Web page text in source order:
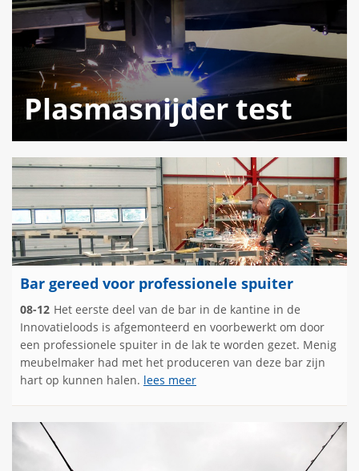
Plasmasnijder test
Bar gereed voor professionele spuiter
08-12 Het eerste deel van de bar in de kantine in de
Innovatieloods is afgemonteerd en voorbewerkt om door
een professionele spuiter in de lak te worden gezet. Menig
meubelmaker had met het produceren van deze bar zijn
hart op kunnen halen. lees meer